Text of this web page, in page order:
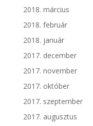
2018. március
2018. február
2018. január
2017. december
2017. november
2017. október
2017. szeptember
2017. augusztus